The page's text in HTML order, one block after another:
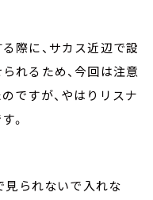
際に、サカス近辺で設
れるため、今回は注意
ですが、やはりリスナ
。
見られないで入れな